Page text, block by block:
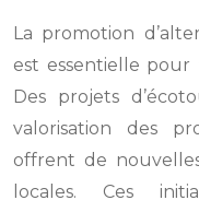
La promotion
est essentielle
Des projets
valorisation des
offrent de
locales. Ces